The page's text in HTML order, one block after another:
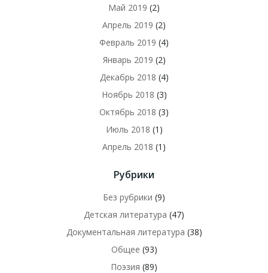
Май 2019 (2)
Апрель 2019 (2)
Февраль 2019 (4)
Январь 2019 (2)
Декабрь 2018 (4)
Ноябрь 2018 (3)
Октябрь 2018 (3)
Июль 2018 (1)
Апрель 2018 (1)
Рубрики
Без рубрики (9)
Детская литература (47)
Документальная литература (38)
Общее (93)
Поэзия (89)